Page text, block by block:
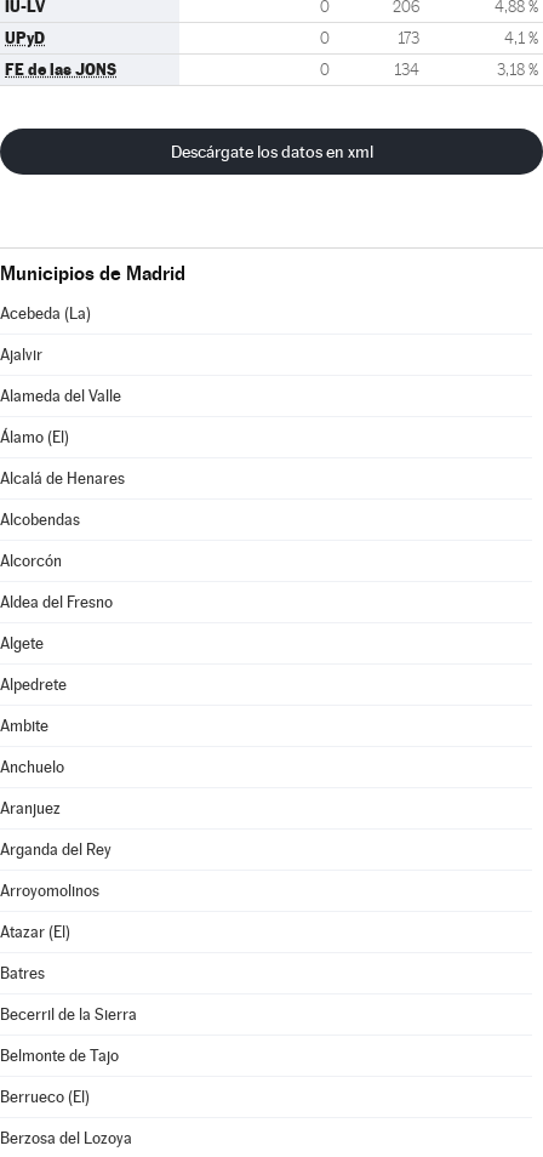
IU-LV 0 206 4,88 %
UPyD 0 173 4,1 %
FE de las JONS 0 134 3,18 %
Descárgate los datos en xml
Municipios de Madrid
Acebeda (La)
Ajalvir
Alameda del Valle
Álamo (El)
Alcalá de Henares
Alcobendas
Alcorcón
Aldea del Fresno
Algete
Alpedrete
Ambite
Anchuelo
Aranjuez
Arganda del Rey
Arroyomolinos
Atazar (El)
Batres
Becerril de la Sierra
Belmonte de Tajo
Berrueco (El)
Berzosa del Lozoya